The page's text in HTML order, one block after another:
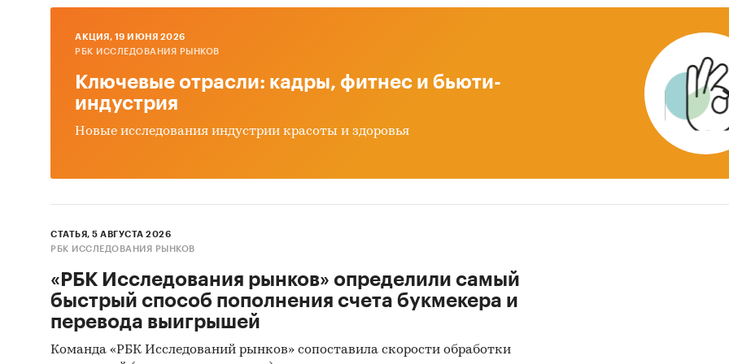
(Magic Drive) и др.
При подготовке обзора используется официальная
Федеральная служба государственной статистики
показатели торговли кондиционерами и
AКЦИЯ, 19 ИЮНЯ 2026
РБК ИССЛЕДОВАНИЯ РЫНКОВ
Ключевые отрасли: кадры, фитнес и бьюти-
индустрия
Новые исследования индустрии красоты и здоровья
СТАТЬЯ, 5 АВГУСТА 2026
РБК ИССЛЕДОВАНИЯ РЫНКОВ
«РБК Исследования рынков» определили самый
быстрый способ пополнения счета букмекера и
перевода выигрышей
Команда «РБК Исследований рынков» сопоставила скорости обработки